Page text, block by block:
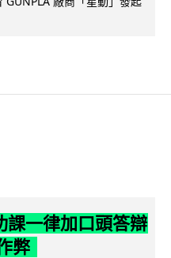
課一律加口頭答辯
弊